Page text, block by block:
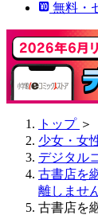
無料・
トップ ＞
少女・女
デジタル
古書店を
離しませ
古書店を